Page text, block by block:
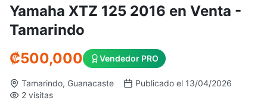
Yamaha XTZ 125 2016 en Venta -
Tamarindo
₡500,000 Vendedor PRO
Tamarindo, Guanacaste
Publicado el 13/04/2026
2 visitas